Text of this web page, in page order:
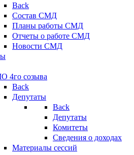
Back
Состав СМД
Планы работы СМД
Отчеты о работе СМД
Новости СМД
4го созыва
Back
Депутаты
Back
Депутаты
Комитеты
Сведения о доходах
Материалы сессий